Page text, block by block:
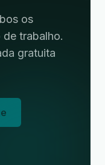
os
trabalho.
gratuita